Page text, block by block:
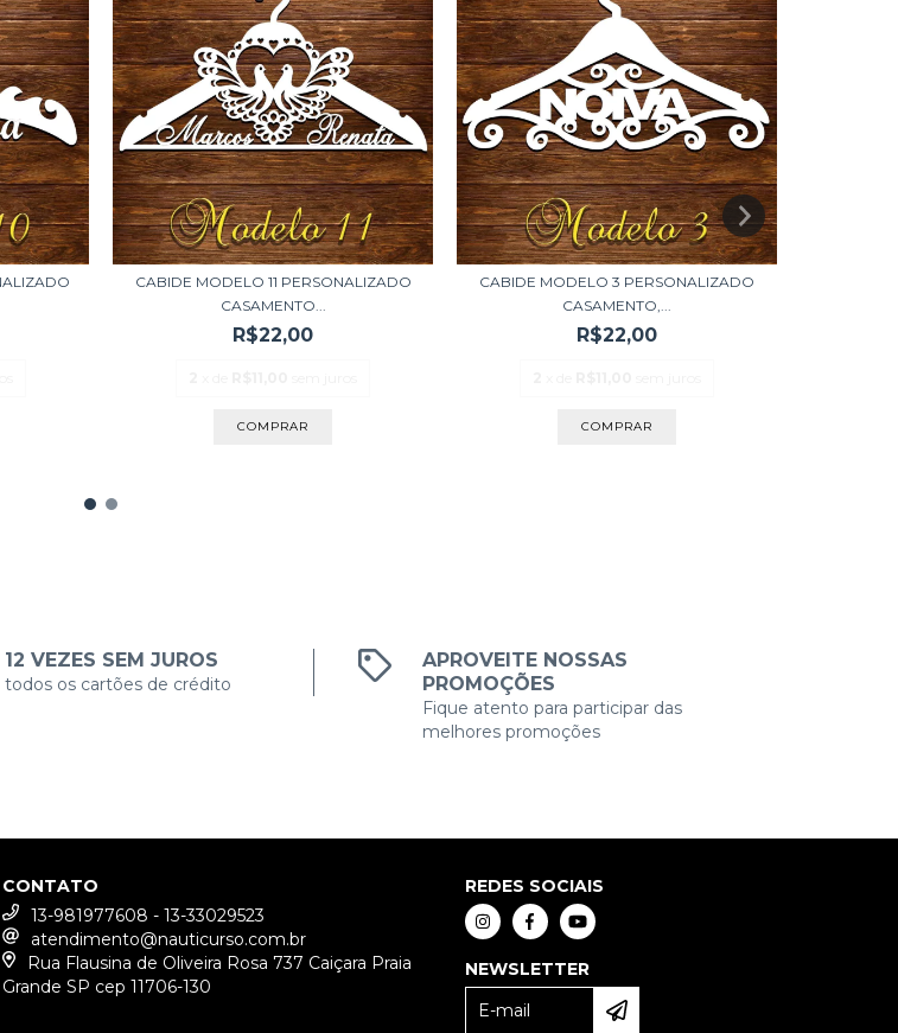
CABIDE MODELO 11 PERSONALIZADO
CASAMENTO...
R$22,00
CABIDE MODELO 3 PERSONALIZADO
CASAMENTO,...
R$22,00
VEZES SEM JUROS
todos os cartões de crédito
APROVEITE NOSSAS
PROMOÇÕES
Fique atento para participar das
melhores promoções
CONTATO
13-981977608 - 13-33029523
atendimento@nauticurso.com.br
Rua Flausina de Oliveira Rosa 737 Caiçara Praia
Grande SP cep 11706-130
REDES SOCIAIS
NEWSLETTER